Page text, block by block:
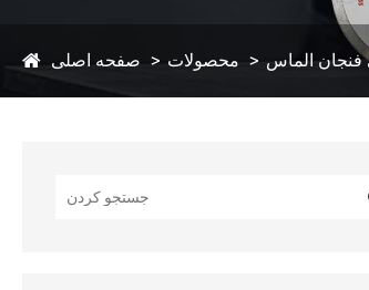
صفحه اصلی محصولات الماس